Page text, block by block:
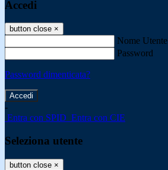
Accedi
button close ×
Nome Utente
Password
Password dimenticata?
-
Entra con SPID Entra con CIE
Seleziona utente
button close ×